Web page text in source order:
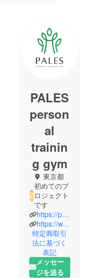
PALES
person
al
trainin
g gym
東京都
初めてのプ
ロジェクト
です
https://palesgym.studio.site/
https://www.instagram.com/pales0609
特定商取引
法に基づく
表記
メッセー
ジを送る